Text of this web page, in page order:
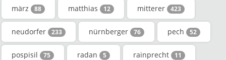
märz 88 matthias 12 mitterer 423
neudorfer 233 nürnberger 76 pech 52
pospisil 75 radan 5 rainprecht 11